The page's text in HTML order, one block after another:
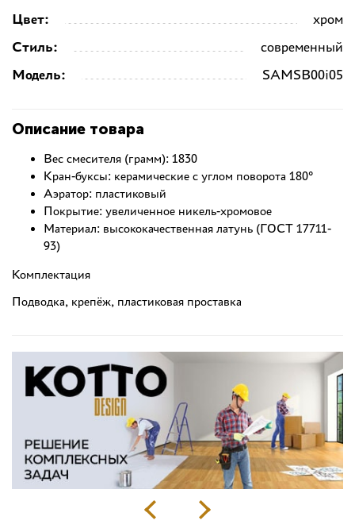
Цвет:
хром
Стиль:
современный
Модель:
SAMSB00i05
Описание товара
Вес смесителя (грамм): 1830
Кран-буксы: керамические с углом поворота 180°
Аэратор: пластиковый
Покрытие: увеличенное никель-хромовое
Материал: высококачественная латунь (ГОСТ 17711-
93)
Комплектация
Подводка, крепёж, пластиковая проставка